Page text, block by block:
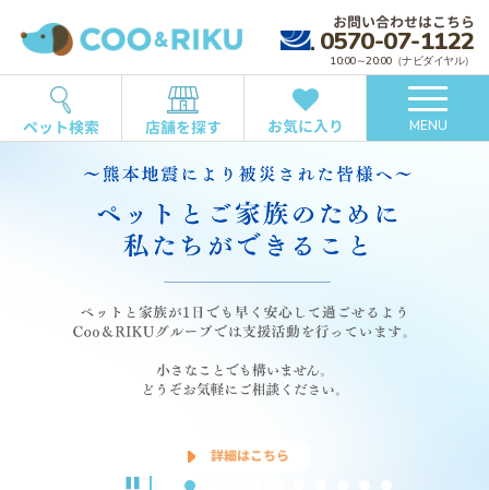
お問い合わせはこちら
0570-07-1122
10:00～20:00（ナビダイヤル）
ペット検索 店舗を探す お気に入り MENU
詳しくはこちら
詳細はこちら
詳しくはこちら
ご予約はこちら
商品をチェック
詳しくはこちら
詳しくはこちら